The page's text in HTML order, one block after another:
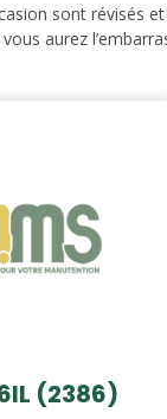
sont révisés
aurez
(2386)